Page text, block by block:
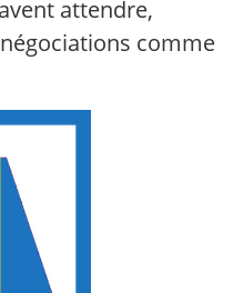
attendre,
comme